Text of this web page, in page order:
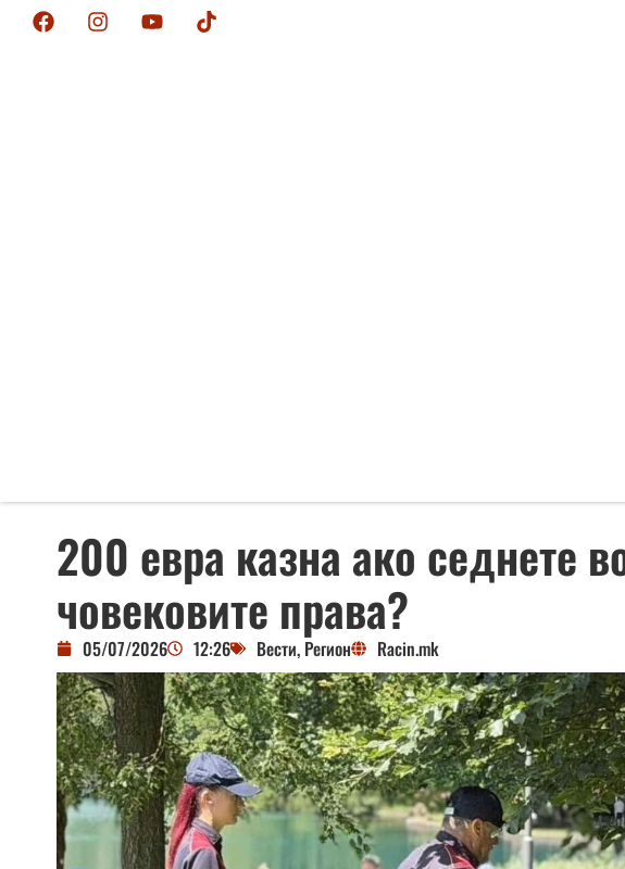
200 евра казна ако седнете
човековите права?
05/07/2026 12:26 Вести, Регион Racin.mk